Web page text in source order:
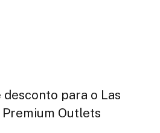
para o Las
Outlets